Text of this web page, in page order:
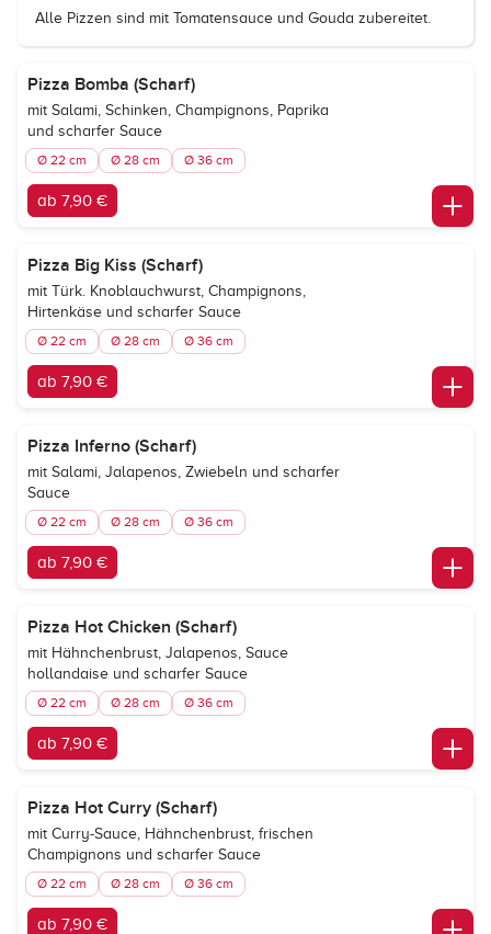
Alle Pizzen sind mit Tomatensauce und Gouda zubereitet.
Pizza Bomba (Scharf)
mit Salami, Schinken, Champignons, Paprika
und scharfer Sauce
Ø 22 cm Ø 28 cm Ø 36 cm
ab 7,90 €
Pizza Big Kiss (Scharf)
mit Türk. Knoblauchwurst, Champignons,
Hirtenkäse und scharfer Sauce
Ø 22 cm Ø 28 cm Ø 36 cm
ab 7,90 €
Pizza Inferno (Scharf)
mit Salami, Jalapenos, Zwiebeln und scharfer
Sauce
Ø 22 cm Ø 28 cm Ø 36 cm
ab 7,90 €
Pizza Hot Chicken (Scharf)
mit Hähnchenbrust, Jalapenos, Sauce
hollandaise und scharfer Sauce
Ø 22 cm Ø 28 cm Ø 36 cm
ab 7,90 €
Pizza Hot Curry (Scharf)
mit Curry-Sauce, Hähnchenbrust, frischen
Champignons und scharfer Sauce
Ø 22 cm Ø 28 cm Ø 36 cm
ab 7,90 €